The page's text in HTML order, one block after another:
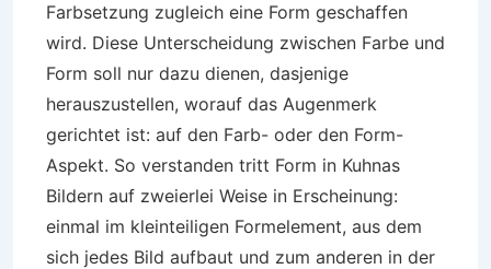
Farbsetzung zugleich eine Form geschaffen
wird. Diese Unterscheidung zwischen Farbe und
Form soll nur dazu dienen, dasjenige
herauszustellen, worauf das Augenmerk
gerichtet ist: auf den Farb- oder den Form-
Aspekt. So verstanden tritt Form in Kuhnas
Bildern auf zweierlei Weise in Erscheinung:
einmal im kleinteiligen Formelement, aus dem
sich jedes Bild aufbaut und zum anderen in der